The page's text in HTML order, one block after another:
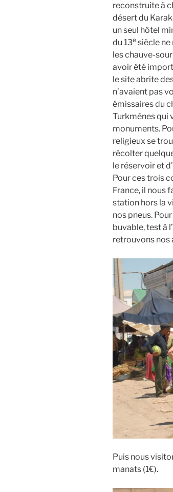
reconstruite à
désert du
un seul hôtel
du 13e siècle ne
les chauve-
avoir été
le site abrite
n’avaient pas
émissaires du
Turkmènes qui
monuments.
religieux se
récolter
le réservoir et
Pour ces trois
France, il nous
station hors la
nos pneus.
buvable, test à
retrouvons nos
Puis nous
manats (1€).